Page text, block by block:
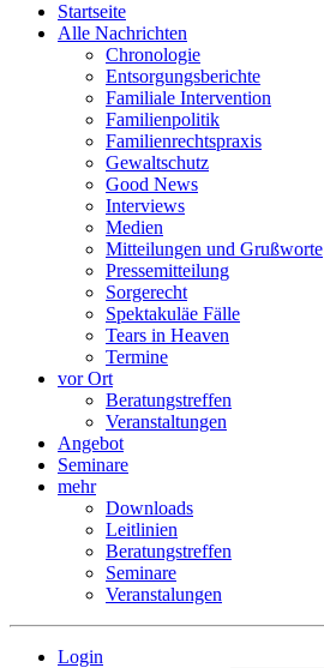
Startseite
Alle Nachrichten
Chronologie
Entsorgungsberichte
Familiale Intervention
Familienpolitik
Familienrechtspraxis
Gewaltschutz
Good News
Interviews
Medien
Mitteilungen und Grußworte
Pressemitteilung
Sorgerecht
Spektakuläe Fälle
Tears in Heaven
Termine
vor Ort
Beratungstreffen
Veranstaltungen
Angebot
Seminare
mehr
Downloads
Leitlinien
Beratungstreffen
Seminare
Veranstalungen
Login